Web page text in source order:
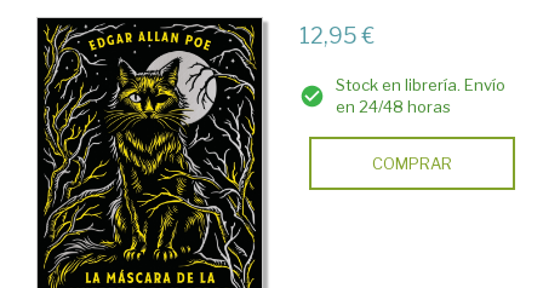
12,95 €
Stock en librería. Envío
en 24/48 horas
COMPRAR